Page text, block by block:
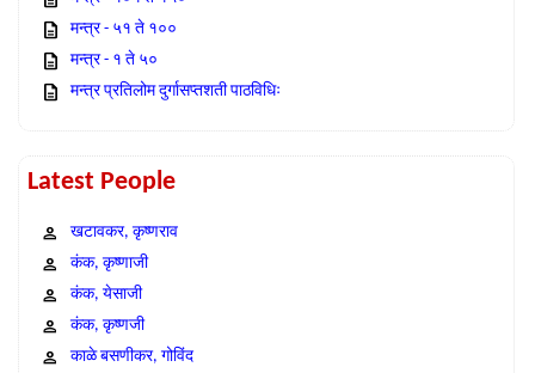
मन्त्र - ५१ ते १००
मन्त्र - १ ते ५०
मन्त्र प्रतिलोम दुर्गासप्तशती पाठविधिः
Latest People
खटावकर, कृष्णराव
कंक, कृष्णाजी
कंक, येसाजी
कंक, कृष्णजी
काळे बसणीकर, गोविंद